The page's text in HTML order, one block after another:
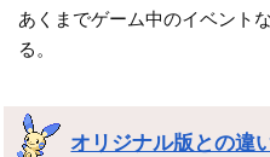
あくまでゲーム中のイベント
る。
オリジナル版との違